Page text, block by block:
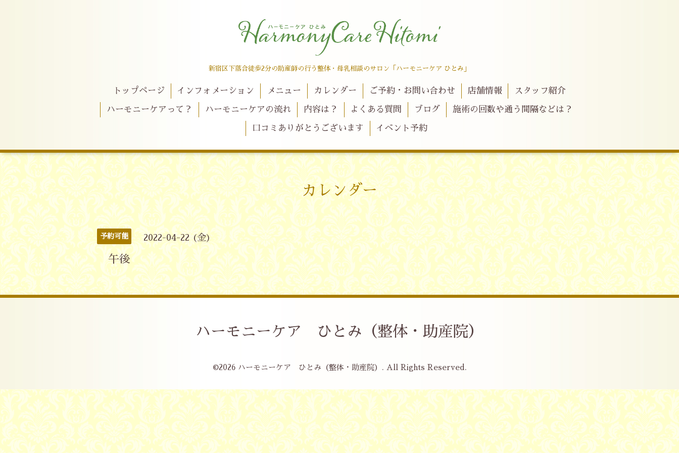
新宿区下落合徒歩2分の助産師の行う整体・母乳相談のサロン「ハーモニーケア ひとみ」
トップページ インフォメーション メニュー カレンダー ご予約・お問い合わせ 店舗情報 スタッフ紹介
ハーモニーケアって？ ハーモニーケアの流れ 内容は？ よくある質問 ブログ 施術の回数や通う間隔などは？
口コミありがとうございます イベント予約
カレンダー
予約可能 2022-04-22 (金)
午後
ハーモニーケア ひとみ（整体・助産院）
©2026 ハーモニーケア ひとみ（整体・助産院） . All Rights Reserved.